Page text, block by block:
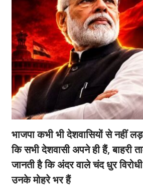
भाजपा कभी भी देशवासियों से नहीं
कि सभी देशवासी अपने ही हैं, बाहरी
जानती है कि अंदर वाले चंद धुर
उनके मोहरे भर हैं